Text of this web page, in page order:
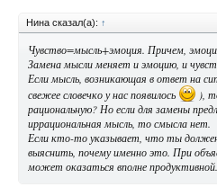
Нина сказал(а): ↑
Чувство=мысль+эмоция. Причем,
Замена мысли меняет и эмоцию, и
Если мысль, возникающая в ответ на
свежее словечко у нас появилось
),
рациональную? Но если для замены
иррациональная мысль, то смысла нет.
Если кто-то указывает, что ты
выяснить, почему именно это. При
может оказаться вполне продуктивной.